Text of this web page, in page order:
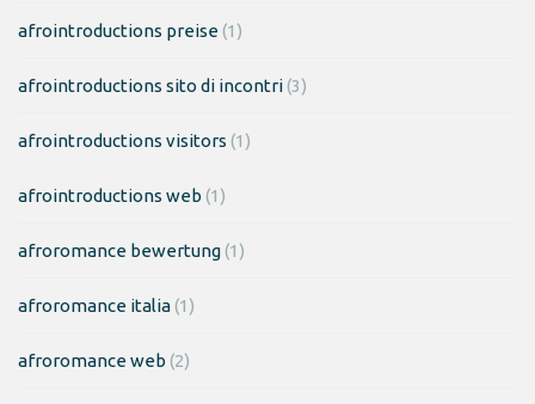
afrointroductions preise(1)
afrointroductions sito di incontri(3)
afrointroductions visitors (1)
afrointroductions web (1)
afroromance bewertung(1)
afroromance italia(1)
afroromance web (2)